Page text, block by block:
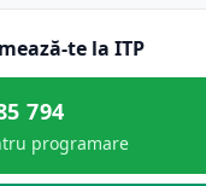
te la ITP
794
programare